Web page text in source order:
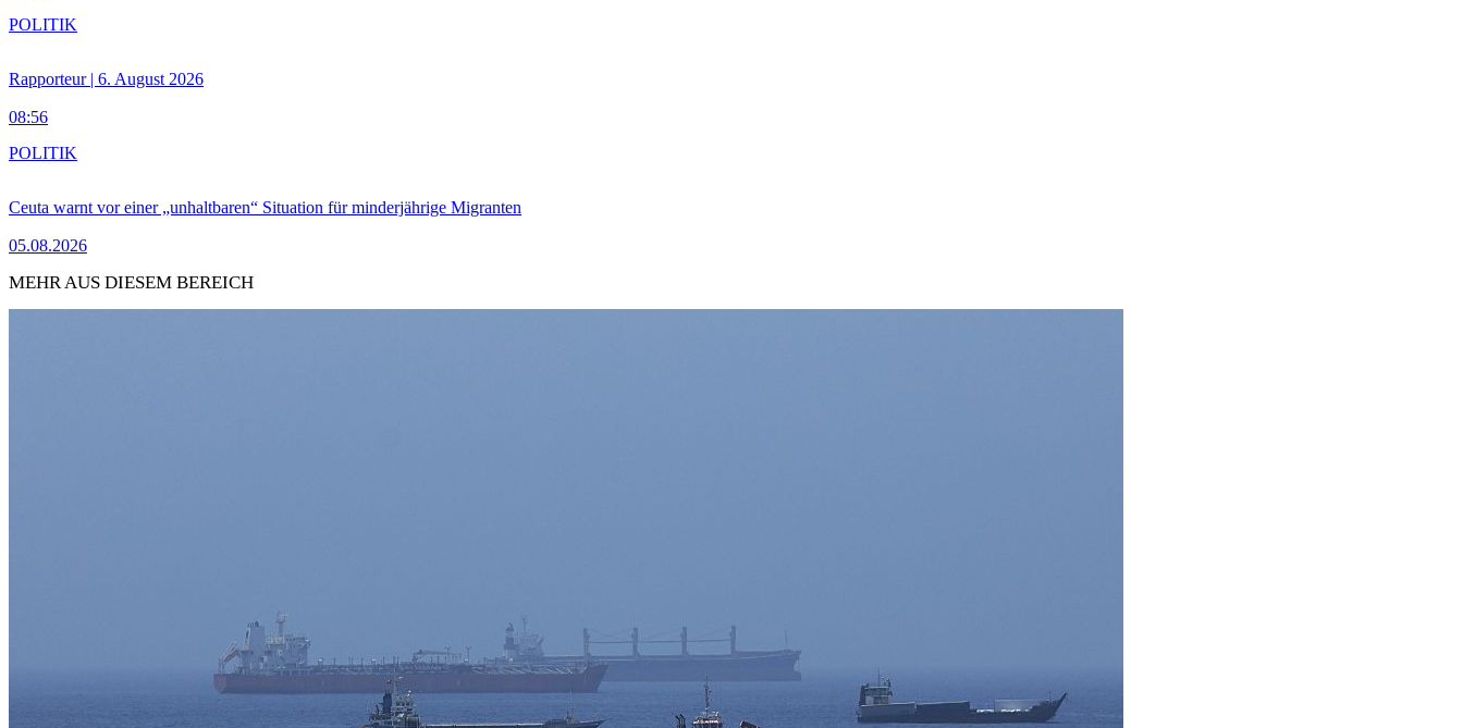
Rapporteur | 6. August 2026
08:56
POLITIK
Ceuta warnt vor einer „unhaltbaren“ Situation für minderjährige Migranten
05.08.2026
POLITIK
MEHR AUS DIESEM BEREICH